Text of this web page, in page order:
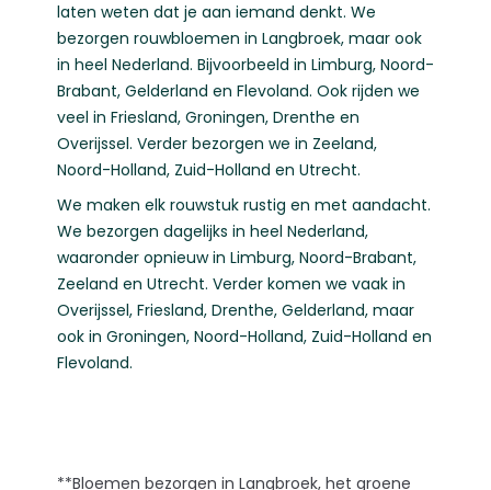
laten weten dat je aan iemand denkt. We
bezorgen rouwbloemen in Langbroek, maar ook
in heel Nederland. Bijvoorbeeld in Limburg, Noord-
Brabant, Gelderland en Flevoland. Ook rijden we
veel in Friesland, Groningen, Drenthe en
Overijssel. Verder bezorgen we in Zeeland,
Noord-Holland, Zuid-Holland en Utrecht.
We maken elk rouwstuk rustig en met aandacht.
We bezorgen dagelijks in heel Nederland,
waaronder opnieuw in Limburg, Noord-Brabant,
Zeeland en Utrecht. Verder komen we vaak in
Overijssel, Friesland, Drenthe, Gelderland, maar
ook in Groningen, Noord-Holland, Zuid-Holland en
Flevoland.
**Bloemen bezorgen in Langbroek, het groene